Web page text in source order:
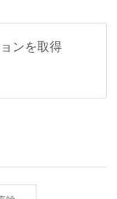
ンを取得